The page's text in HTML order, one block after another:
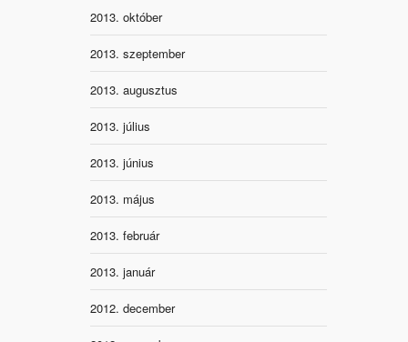
2013. október
2013. szeptember
2013. augusztus
2013. július
2013. június
2013. május
2013. február
2013. január
2012. december